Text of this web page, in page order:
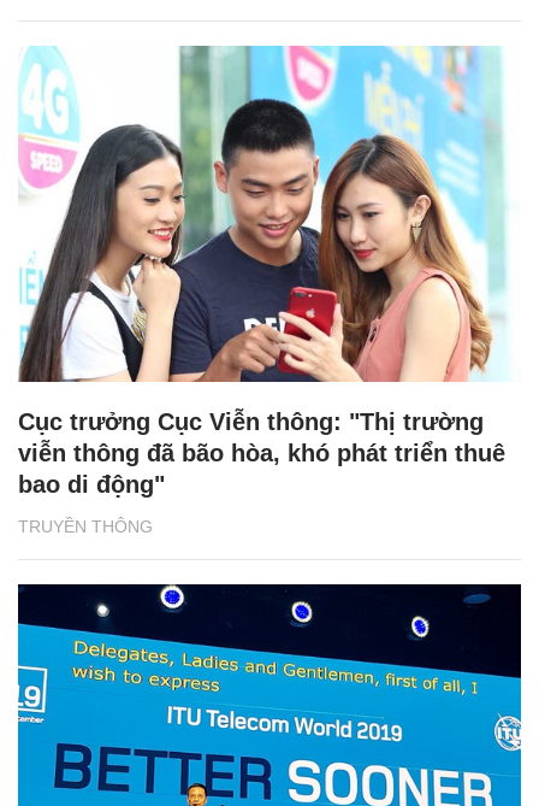
TRUYỀN THÔNG
Cục trưởng Cục Viễn thông: "Thị trường
viễn thông đã bão hòa, khó phát triển thuê
bao di động"